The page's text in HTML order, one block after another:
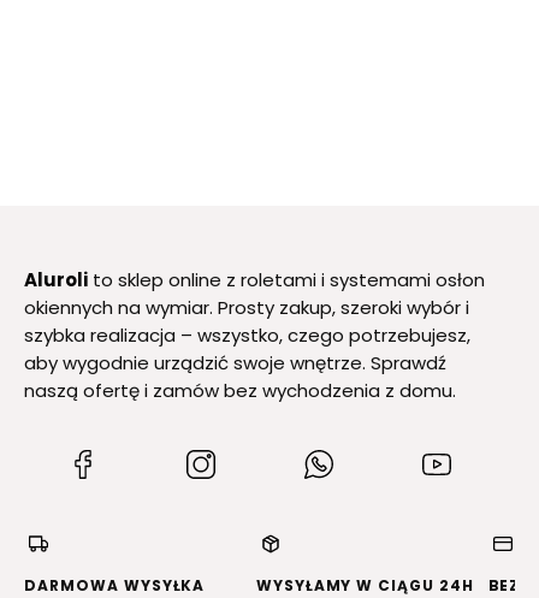
Aluroli to sklep online z roletami i systemami osłon
okiennych na wymiar. Prosty zakup, szeroki wybór i
szybka realizacja – wszystko, czego potrzebujesz,
aby wygodnie urządzić swoje wnętrze. Sprawdź
naszą ofertę i zamów bez wychodzenia z domu.
karcie)
(Otwiera
nowej
karcie)
(Otwiera
karcie)
(Otwiera
nowej
karcie)
DARMOWA WYSYŁKA
WYSYŁAMY W CIĄGU 24H